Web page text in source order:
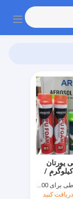
یورتان
سفید 25-30 کیلوگرم /
کنید